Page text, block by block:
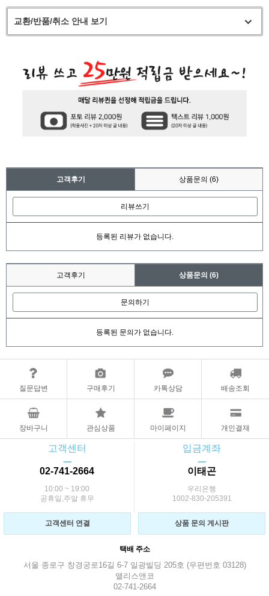
교환/반품/취소 안내 보기
고객후기 상품문의 (6)
리뷰쓰기
등록된 리뷰가 없습니다.
고객후기 상품문의 (6)
문의하기
등록된 문의가 없습니다.
질문답변 구매후기 카톡상담 배송조회
장바구니 관심상품 마이페이지 개인결재
고객센터
ㅡ
02-741-2664
10:00 ~ 19:00
공휴일,주말 휴무
입금계좌
ㅡ
이태곤
우리은행
1002-830-205391
고객센터 연결 상품 문의 게시판
택배 주소
서울 종로구 창경궁로16길 6-7 일광빌딩 205호 (우편번호 03128)
앨리스앤코
02-741-2664